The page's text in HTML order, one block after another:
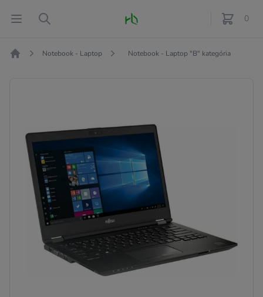
Open menu
Search Fő oldal 0
féle
Notebook - Laptop Notebook - Laptop "B" kategória